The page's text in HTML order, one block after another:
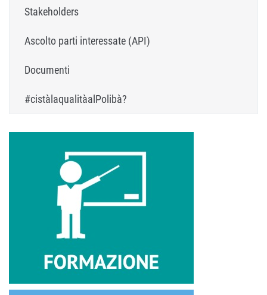
Stakeholders
Ascolto parti interessate (API)
Documenti
#cistàlaqualitàalPolibà?